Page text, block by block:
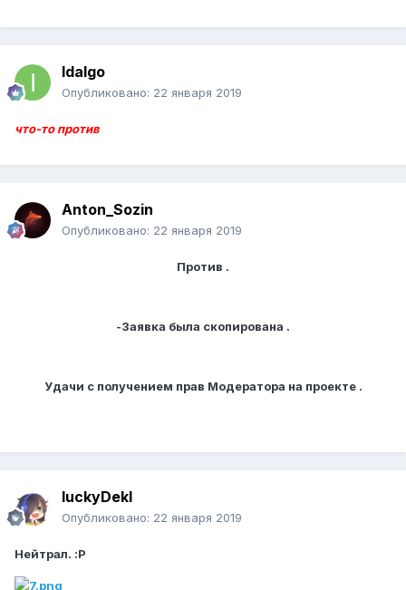
Idalgo
Опубликовано: 22 января 2019
что-то против
Anton_Sozin
Опубликовано: 22 января 2019
Против .
-Заявка была скопирована .
Удачи с получением прав Модератора на проекте .
luckyDekl
Опубликовано: 22 января 2019
Нейтрал. :P